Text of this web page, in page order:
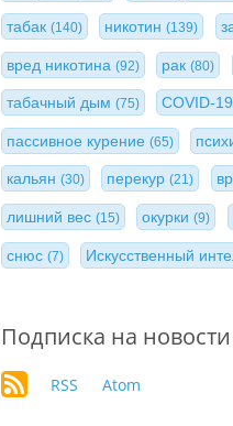
табак (140) никотин(139)
вред никотина (92) рак(80)
табачный дым (75) COVID-
пассивное курение (65)
кальян (30) перекур(21)
лишний вес (15) окурки(9)
снюс (7) Искусственный
Подписка на новости
RSS Atom